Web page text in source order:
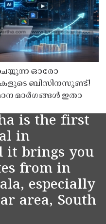
ഓരോ
ബിസിനസുണ്ട്!
മാർഗങ്ങൾ ഇതാ
is the first
in
it brings you
from in
especially
area, South